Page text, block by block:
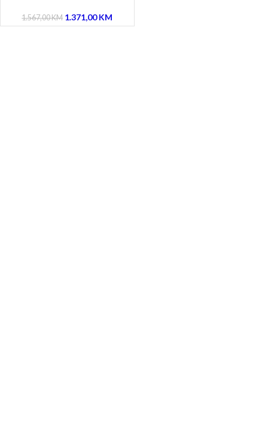
1.567,00KM 1.371,00KM